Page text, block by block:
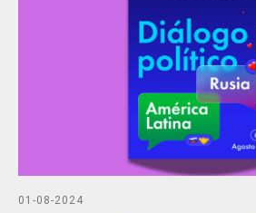
01-08-2024